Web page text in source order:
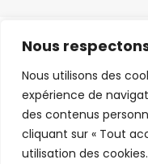
Nous
Nous utilisons des
expérience de
des contenus
cliquant sur « Tout
utilisation des cookies.